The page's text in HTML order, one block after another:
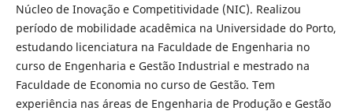
Núcleo de Inovação e Competitividade (NIC). Realizou
período de mobilidade acadêmica na Universidade do Porto,
estudando licenciatura na Faculdade de Engenharia no
curso de Engenharia e Gestão Industrial e mestrado na
Faculdade de Economia no curso de Gestão. Tem
experiência nas áreas de Engenharia de Produção e Gestão